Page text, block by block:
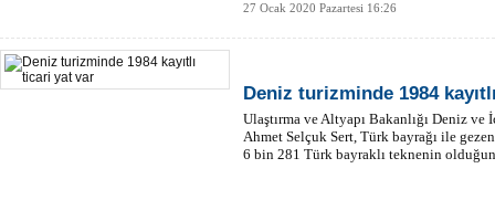
27 Ocak 2020 Pazartesi 16:26
Deniz turizminde 1984
Ulaştırma ve Altyapı Bakanlığı Deniz
Ahmet Selçuk Sert, Türk bayrağı ile gezen
6 bin 281 Türk bayraklı teknenin